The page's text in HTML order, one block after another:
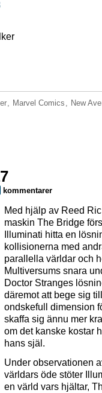
, Marvel Comics , New
kommentarer
Med hjälp av Reed
maskin The Bridge
Illuminati hitta en
kollisionerna med
parallella världar och
Multiversums snara
Doctor Stranges
däremot att bege sig
ondskefull dimension
skaffa sig ännu mer
om det kanske kostar
hans själ.
Under observationen
världars öde stöter
en värld vars hjältar,